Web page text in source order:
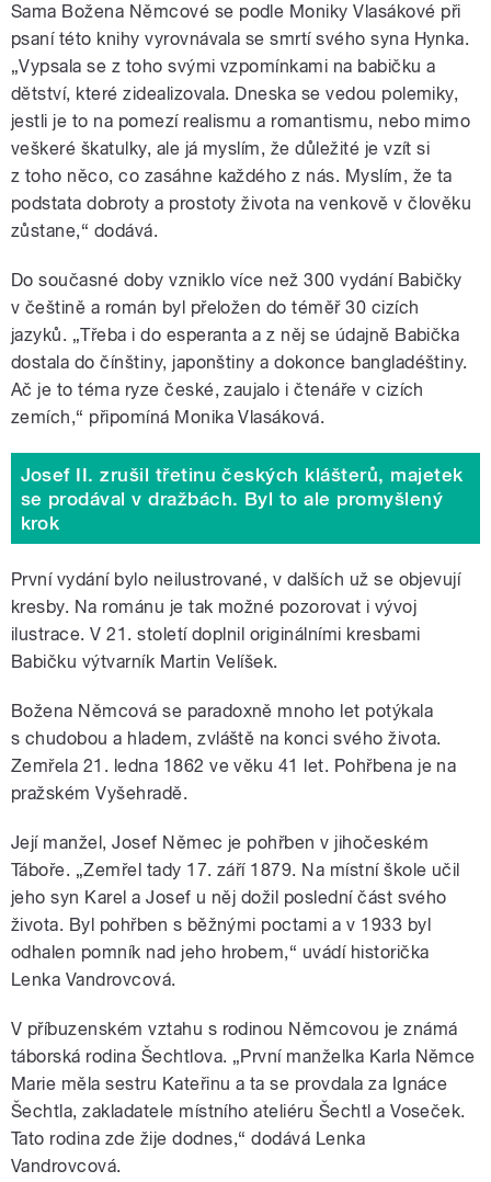
Sama Božena Němcové se podle Moniky Vlasákové při
psaní této knihy vyrovnávala se smrtí svého syna Hynka.
„Vypsala se z toho svými vzpomínkami na babičku a
dětství, které zidealizovala. Dneska se vedou polemiky,
jestli je to na pomezí realismu a romantismu, nebo mimo
veškeré škatulky, ale já myslím, že důležité je vzít si
z toho něco, co zasáhne každého z nás. Myslím, že ta
podstata dobroty a prostoty života na venkově v člověku
zůstane,“ dodává.
Do současné doby vzniklo více než 300 vydání Babičky
v češtině a román byl přeložen do téměř 30 cizích
jazyků. „Třeba i do esperanta a z něj se údajně Babička
dostala do čínštiny, japonštiny a dokonce bangladéštiny.
Ač je to téma ryze české, zaujalo i čtenáře v cizích
zemích,“ připomíná Monika Vlasáková.
Josef II. zrušil třetinu českých klášterů, majetek
se prodával v dražbách. Byl to ale promyšlený
krok
První vydání bylo neilustrované, v dalších už se objevují
kresby. Na románu je tak možné pozorovat i vývoj
ilustrace. V 21. století doplnil originálními kresbami
Babičku výtvarník Martin Velíšek.
Božena Němcová se paradoxně mnoho let potýkala
s chudobou a hladem, zvláště na konci svého života.
Zemřela 21. ledna 1862 ve věku 41 let. Pohřbena je na
pražském Vyšehradě.
Její manžel, Josef Němec je pohřben v jihočeském
Táboře. „Zemřel tady 17. září 1879. Na místní škole učil
jeho syn Karel a Josef u něj dožil poslední část svého
života. Byl pohřben s běžnými poctami a v 1933 byl
odhalen pomník nad jeho hrobem,“ uvádí historička
Lenka Vandrovcová.
V příbuzenském vztahu s rodinou Němcovou je známá
táborská rodina Šechtlova. „První manželka Karla Němce
Marie měla sestru Kateřinu a ta se provdala za Ignáce
Šechtla, zakladatele místního ateliéru Šechtl a Voseček.
Tato rodina zde žije dodnes,“ dodává Lenka
Vandrovcová.